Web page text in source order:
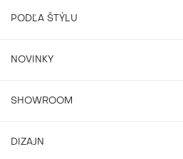
PODĽA ŠTÝLU
NOVINKY
SHOWROOM
DIZAJN